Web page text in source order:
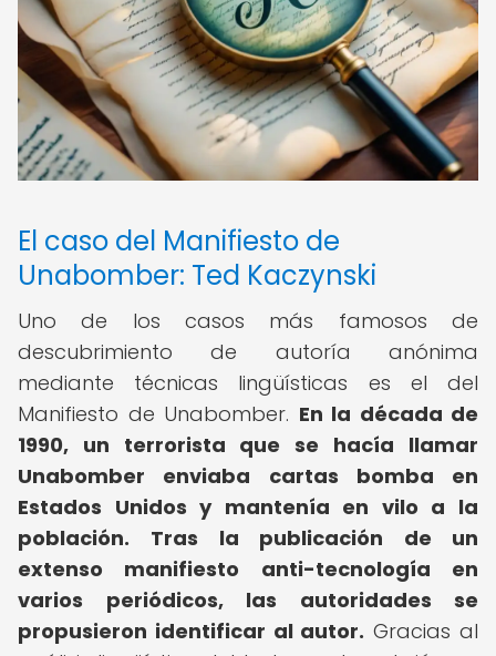
El caso del Manifiesto de
Unabomber: Ted Kaczynski
Uno de los casos más famosos de
descubrimiento de autoría anónima
mediante técnicas lingüísticas es el del
Manifiesto de Unabomber. En la década de
1990, un terrorista que se hacía llamar
Unabomber enviaba cartas bomba en
Estados Unidos y mantenía en vilo a la
población.
Tras la publicación de un
extenso manifiesto anti-tecnología en
varios periódicos, las autoridades se
propusieron identificar al autor. Gracias al